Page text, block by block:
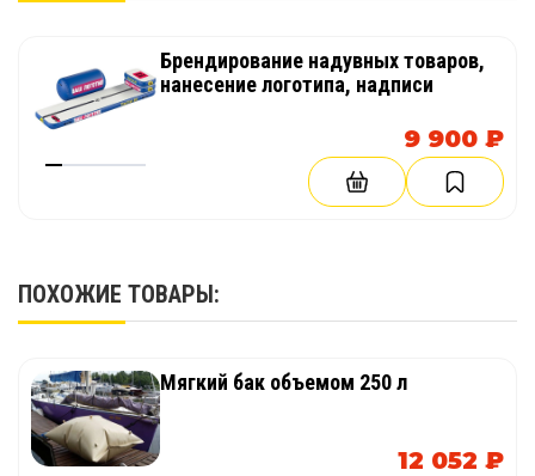
Брендирование надувных товаров,
нанесение логотипа, надписи
9 900 ₽
ПОХОЖИЕ ТОВАРЫ:
Мягкий бак объемом 250 л
12 052 ₽